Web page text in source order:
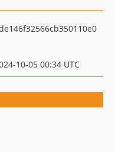
10-05 00:34 UTC